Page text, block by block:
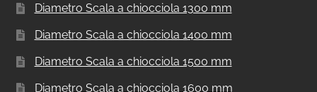
Diametro Scala a chiocciola 1300 mm
Diametro Scala a chiocciola 1400 mm
Diametro Scala a chiocciola 1500 mm
Diametro Scala a chiocciola 1600 mm